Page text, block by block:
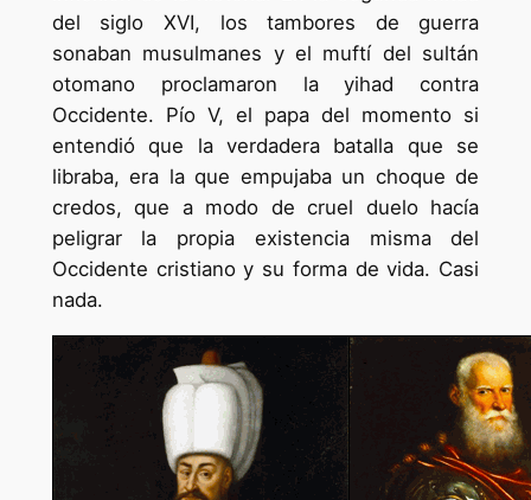
del siglo XVI, los tambores de guerra
sonaban musulmanes y el muftí del sultán
otomano proclamaron la yihad contra
Occidente. Pío V, el papa del momento si
entendió que la verdadera batalla que se
libraba, era la que empujaba un choque de
credos, que a modo de cruel duelo hacía
peligrar la propia existencia misma del
Occidente cristiano y su forma de vida. Casi
nada.